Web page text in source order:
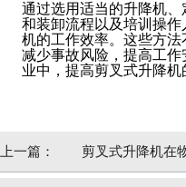
通过选用适当的升降机
和装卸流程以及培训操
机的工作效率。这些方
减少事故风险，提高工
业中，提高剪叉式升降机
上一篇： 剪叉式升降机在